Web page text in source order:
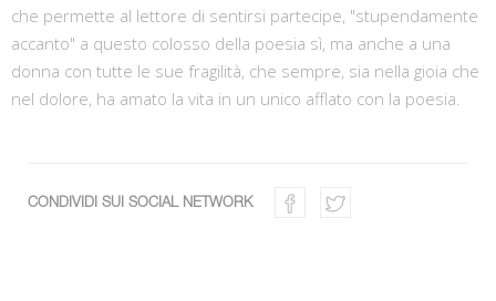
che permette al lettore di sentirsi partecipe, "stupendamente
accanto" a questo colosso della poesia sì, ma anche a una
donna con tutte le sue fragilità, che sempre, sia nella gioia che
nel dolore, ha amato la vita in un unico afflato con la poesia.
CONDIVIDI SUI SOCIAL NETWORK